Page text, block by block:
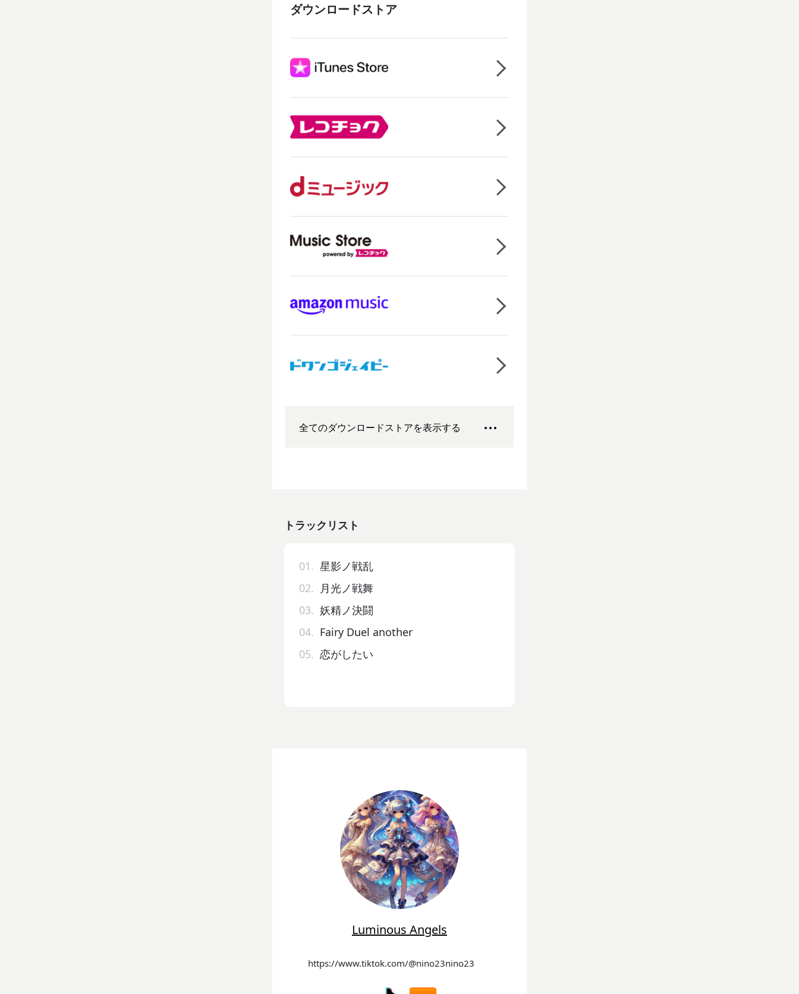
ダウンロードストア
全てのダウンロードストアを表示する
トラックリスト
01. 星影ノ戦乱
02. 月光ノ戦舞
03. 妖精ノ決闘
04. Fairy Duel another
05. 恋がしたい
Luminous Angels
https://www.tiktok.com/@nino23nino23